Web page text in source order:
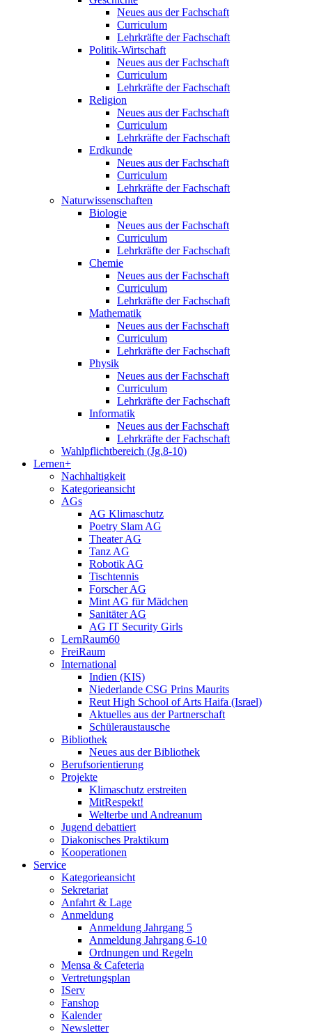
Neues aus der Fachschaft
Curriculum
Lehrkräfte der Fachschaft
Politik-Wirtschaft
Neues aus der Fachschaft
Curriculum
Lehrkräfte der Fachschaft
Religion
Neues aus der Fachschaft
Curriculum
Lehrkräfte der Fachschaft
Erdkunde
Neues aus der Fachschaft
Curriculum
Lehrkräfte der Fachschaft
Naturwissenschaften
Biologie
Neues aus der Fachschaft
Curriculum
Lehrkräfte der Fachschaft
Chemie
Neues aus der Fachschaft
Curriculum
Lehrkräfte der Fachschaft
Mathematik
Neues aus der Fachschaft
Curriculum
Lehrkräfte der Fachschaft
Physik
Neues aus der Fachschaft
Curriculum
Lehrkräfte der Fachschaft
Informatik
Neues aus der Fachschaft
Lehrkräfte der Fachschaft
Wahlpflichtbereich (Jg.8-10)
Lernen+
Nachhaltigkeit
Kategorieansicht
AGs
AG Klimaschutz
Poetry Slam AG
Theater AG
Tanz AG
Robotik AG
Tischtennis
Forscher AG
Mint AG für Mädchen
Sanitäter AG
AG IT Security Girls
LernRaum60
FreiRaum
International
Indien (KIS)
Niederlande CSG Prins Maurits
Reut High School of Arts Haifa (Israel)
Aktuelles aus der Partnerschaft
Schüleraustausche
Bibliothek
Neues aus der Bibliothek
Berufsorientierung
Projekte
Klimaschutz erstreiten
MitRespekt!
Welterbe und Andreanum
Jugend debattiert
Diakonisches Praktikum
Kooperationen
Service
Kategorieansicht
Sekretariat
Anfahrt & Lage
Anmeldung
Anmeldung Jahrgang 5
Anmeldung Jahrgang 6-10
Ordnungen und Regeln
Mensa & Cafeteria
Vertretungsplan
IServ
Fanshop
Kalender
Newsletter